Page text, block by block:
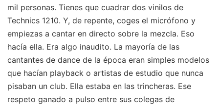
mil personas. Tienes que cuadrar dos vinilos de
Technics 1210. Y, de repente, coges el micrófono y
empiezas a cantar en directo sobre la mezcla. Eso
hacía ella. Era algo inaudito. La mayoría de las
cantantes de dance de la época eran simples modelos
que hacían playback o artistas de estudio que nunca
pisaban un club. Ella estaba en las trincheras. Ese
respeto ganado a pulso entre sus colegas de